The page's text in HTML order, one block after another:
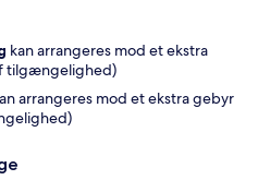
kan arrangeres mod et ekstra
tilgængelighed)
arrangeres mod et ekstra gebyr